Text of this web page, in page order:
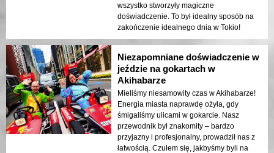
wszystko stworzyły magiczne
doświadczenie. To był idealny sposób na
zakończenie idealnego dnia w Tokio!
Niezapomniane doświadczenie w
jeździe na gokartach w
Akihabarze
Mieliśmy niesamowity czas w Akihabarze!
Energia miasta naprawdę ożyła, gdy
śmigaliśmy ulicami w gokarcie. Nasz
przewodnik był znakomity – bardzo
przyjazny i profesjonalny, prowadził nas z
łatwością. Czułem się, jakbyśmy byli na